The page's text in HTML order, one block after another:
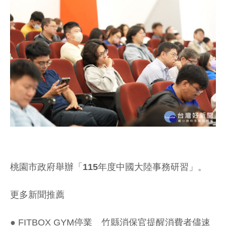
桃園市政府舉辦「115年度中國大陸事務研習」。
更多新聞推薦
● FITBOX GYM停業 竹縣消保官提醒消費者儘速